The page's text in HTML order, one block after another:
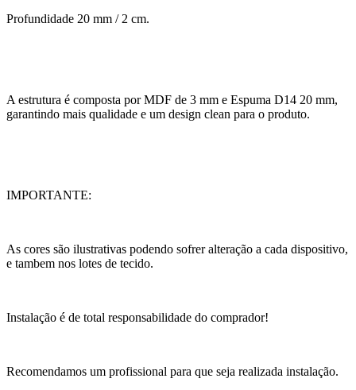
Profundidade 20 mm / 2 cm.
A estrutura é composta por MDF de 3 mm e Espuma D14 20 mm,
garantindo mais qualidade e um design clean para o produto.
IMPORTANTE:
As cores são ilustrativas podendo sofrer alteração a cada dispositivo,
e tambem nos lotes de tecido.
Instalação é de total responsabilidade do comprador!
Recomendamos um profissional para que seja realizada instalação.